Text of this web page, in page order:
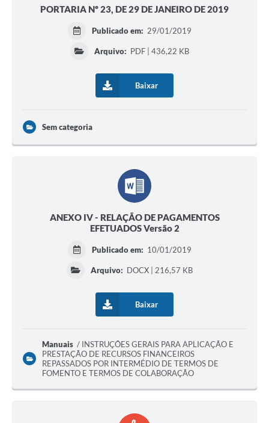
PORTARIA Nº 23, DE 29 DE JANEIRO DE 2019
Publicado em: 29/01/2019
Arquivo: PDF | 436,22 KB
Baixar
Sem categoria
ANEXO IV - RELAÇÃO DE PAGAMENTOS
EFETUADOS Versão 2
Publicado em: 10/01/2019
Arquivo: DOCX | 216,57 KB
Baixar
Manuais
INSTRUÇÕES GERAIS PARA APLICAÇÃO E
PRESTAÇÃO DE RECURSOS FINANCEIROS
REPASSADOS POR INTERMÉDIO DE TERMOS DE
FOMENTO E TERMOS DE COLABORAÇÃO